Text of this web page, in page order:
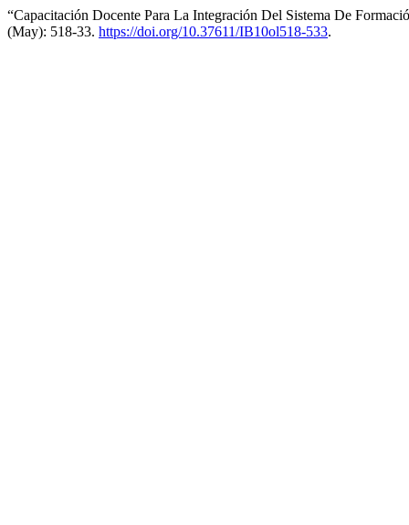
“Capacitación Docente Para La Integración Del Sistema De
(May): 518-33. https://doi.org/10.37611/IB10ol518-533.